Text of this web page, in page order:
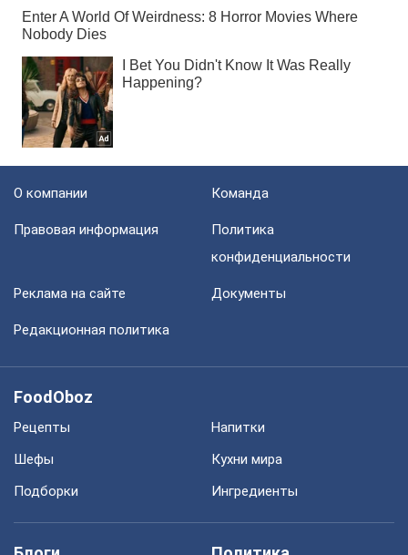
О компании Команда
Правовая информация
Политика
конфиденциальности
Реклама на сайте Документы
Редакционная политика
FoodOboz
Рецепты
Напитки
Шефы
Кухни мира
Подборки
Ингредиенты